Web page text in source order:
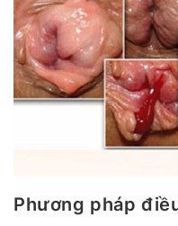
Phương pháp